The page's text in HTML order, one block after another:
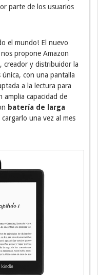
parte de los usuarios
el mundo! El nuevo
propone Amazon
creador y distribuidor la
única, con una pantalla
a la lectura para
amplia capacidad de
batería de larga
una vez al mes